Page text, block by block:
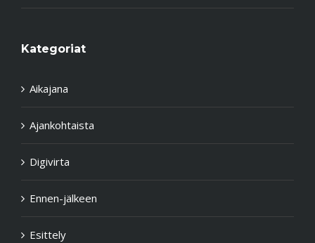
Kategoriat
Aikajana
Ajankohtaista
Digivirta
Ennen-jälkeen
Esittely